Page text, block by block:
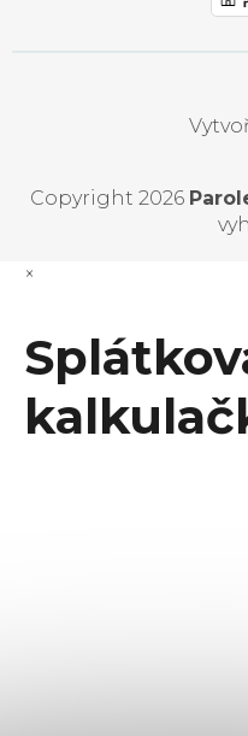
Copyright 2026
×